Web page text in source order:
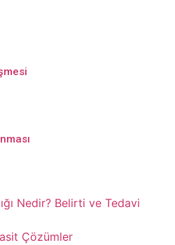
Nedir? Belirti ve Tedavi
Çözümler